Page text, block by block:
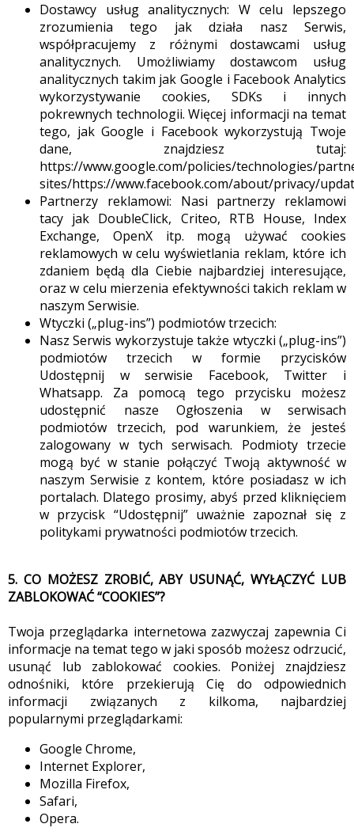
Dostawcy usług analitycznych: W celu lepszego
zrozumienia tego jak działa nasz Serwis,
współpracujemy z różnymi dostawcami usług
analitycznych. Umożliwiamy dostawcom usług
analitycznych takim jak Google i Facebook Analytics
wykorzystywanie cookies, SDKs i innych
pokrewnych technologii. Więcej informacji na temat
tego, jak Google i Facebook wykorzystują Twoje
dane, znajdziesz tutaj:
https://www.google.com/policies/technologies/
sites/https://www.facebook.com/about/privacy/
Partnerzy reklamowi: Nasi partnerzy reklamowi
tacy jak DoubleClick, Criteo, RTB House, Index
Exchange, OpenX itp. mogą używać cookies
reklamowych w celu wyświetlania reklam, które ich
zdaniem będą dla Ciebie najbardziej interesujące,
oraz w celu mierzenia efektywności takich reklam w
naszym Serwisie.
Wtyczki („plug-ins”) podmiotów trzecich:
Nasz Serwis wykorzystuje także wtyczki („plug-ins”)
podmiotów trzecich w formie przycisków
Udostępnij w serwisie Facebook, Twitter i
Whatsapp. Za pomocą tego przycisku możesz
udostępnić nasze Ogłoszenia w serwisach
podmiotów trzecich, pod warunkiem, że jesteś
zalogowany w tych serwisach. Podmioty trzecie
mogą być w stanie połączyć Twoją aktywność w
naszym Serwisie z kontem, które posiadasz w ich
portalach. Dlatego prosimy, abyś przed kliknięciem
w przycisk “Udostępnij” uważnie zapoznał się z
politykami prywatności podmiotów trzecich.
5. CO MOŻESZ ZROBIĆ, ABY USUNĄĆ, WYŁĄCZYĆ LUB
ZABLOKOWAĆ “COOKIES”?
Twoja przeglądarka internetowa zazwyczaj zapewnia Ci
informacje na temat tego w jaki sposób możesz odrzucić,
usunąć lub zablokować cookies. Poniżej znajdziesz
odnośniki, które przekierują Cię do odpowiednich
informacji związanych z kilkoma, najbardziej
popularnymi przeglądarkami:
Google Chrome,
Internet Explorer,
Mozilla Firefox,
Safari,
Opera.